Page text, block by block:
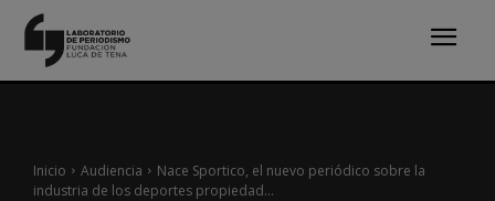
Inicio Audiencia
Nace Sportico, el nuevo periódico sobre la
industria de los deportes propiedad...